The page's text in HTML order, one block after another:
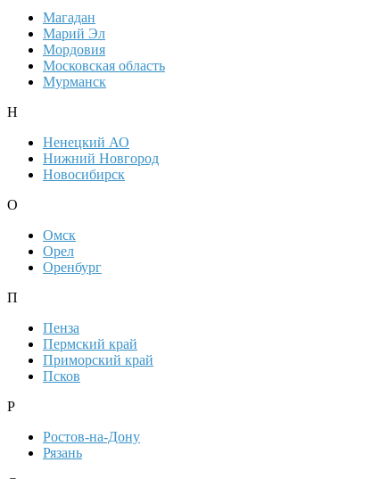
Магадан
Марий Эл
Мордовия
Московская область
Мурманск
Н
Ненецкий АО
Нижний Новгород
Новосибирск
О
Омск
Орел
Оренбург
П
Пенза
Пермский край
Приморский край
Псков
Р
Ростов-на-Дону
Рязань